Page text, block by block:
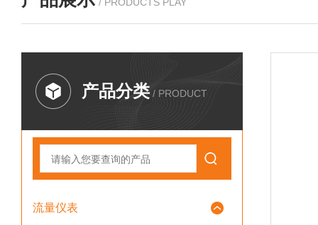
产品分类 / PRODUCT
流量仪表